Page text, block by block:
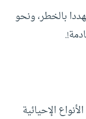
نوعا من الأحياء، ويوجد حاليا نحو 3956 نوعا مهددا بالخطر، ونحو
الإحيائية